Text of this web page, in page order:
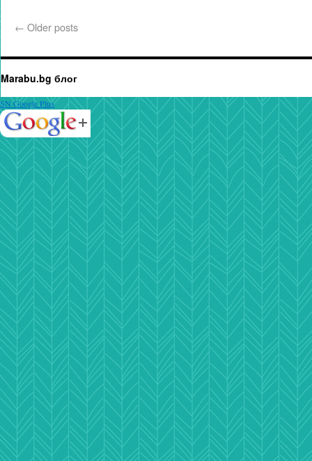
← Older posts
Marabu.bg блог
SN Google Plus